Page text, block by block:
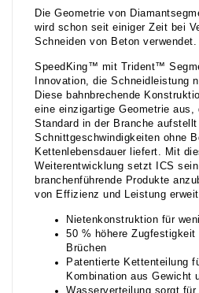
Die Geometrie von
wird schon seit einiger Zeit bei
Schneiden von Beton verwendet.
SpeedKing™ mit Trident™
Innovation, die Schneidleistung
Diese bahnbrechende
eine einzigartige Geometrie aus,
Standard in der Branche
Schnittgeschwindigkeiten ohne
Kettenlebensdauer liefert. Mit
Weiterentwicklung setzt ICS
branchenführende Produkte
von Effizienz und Leistung
Nietenkonstruktion für
50 % höhere Zugfestigkeit
Brüchen
Patentierte Kettenteilung
Kombination aus Gewicht